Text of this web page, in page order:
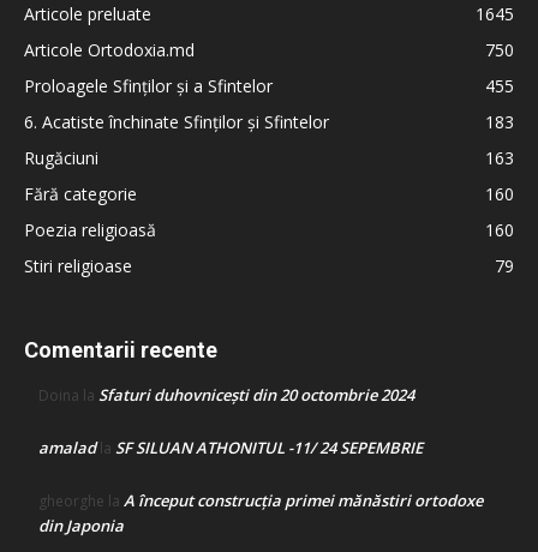
Articole preluate
1645
Articole Ortodoxia.md
750
Proloagele Sfinților și a Sfintelor
455
6. Acatiste închinate Sfinților și Sfintelor
183
Rugăciuni
163
Fără categorie
160
Poezia religioasă
160
Stiri religioase
79
Comentarii recente
Doina la Sfaturi duhovnicești din 20 octombrie 2024
amaladla SF SILUAN ATHONITUL -11/ 24 SEPEMBRIE
gheorghe la A început construcţia primei mănăstiri ortodoxe
din Japonia